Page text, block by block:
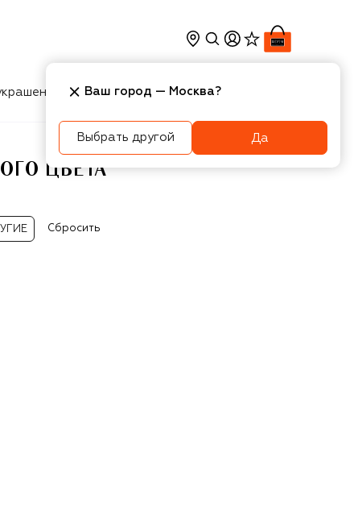
Косметика Интерьер
ЦВЕТА
Сбросить
Ваш город — Москва?
Выбрать другой Да